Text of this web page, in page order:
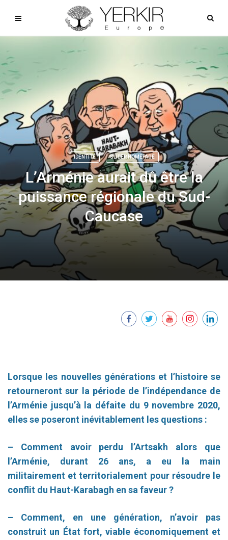
IDENTITÉ SLIDER HOMEPAGE
L’Arménie aurait dû être la
puissance régionale du Sud-
Caucase
Lorsque les nouvelles générations et l’histoire se
retourneront sur la période de l’indépendance de
l’Arménie jusqu’à la défaite du 9 novembre 2020,
elles se poseront inévitablement les questions :
– Comment avoir perdu l’Artsakh alors que
l’Arménie, durant 26 ans, a eu la main
militairement et territorialement pour résoudre le
conflit du Haut-Karabagh en sa faveur ?
– Comment, en une génération, n’avoir pas
construit un État fort, viable économiquement et